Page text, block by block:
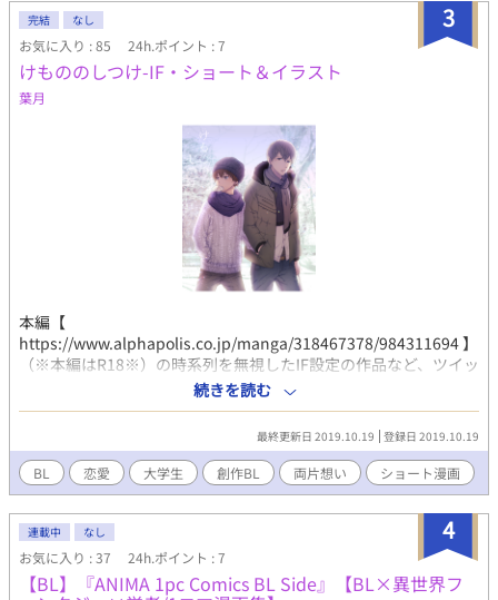
ィクションです。 例え作中に実在の人物・団体・事件・地名等
と重なるものがあっても、 それらとは一切の関係はありませ
ん。 また、作中における全ての表現は 犯罪行為及び刑罰法令
に抵触するすべての行為へ誘引・助長・ほう助する為のものでは
ありません。 ※当方が投稿する全ての創作物（イラスト・文章な
ど）の 無断記載・転載・転用・複製(模写トレス含)・保存(スク
ショ含)・二次配布 自作発現・商品化・創作作品の二次創作・二
次利用(アイコン・ヘッダー・壁紙利用など) は、いかなる場合
も一切禁止です。 ※オリジナルキャラのファンアートなども、
様々な事情から"描く前"に必ずご連絡を頂けますようお願いして
おります。 申し訳ございませんが、許可なく描かれる事はご遠
慮ください。 ご協力をお願いいたします。 ※No reproduction
or republication without written permission. ※Gebrauchen die
Bilder ohne Genehmigung verboten.
3
完結 なし
お気に入り : 85 24h.ポイント : 7
けもののしつけ-IF・ショート＆イラスト
葉月
本編【
https://www.alphapolis.co.jp/manga/318467378/984311694 】
（※本編はR18※）の時系列を無視したIF設定の作品など、ツイッ
ターで掲載したものをまとめました。 こちらはR指定なしの作品
集となります。
続きを読む
最終更新日 2019.10.19 登録日 2019.10.19
BL 恋愛 大学生 創作BL 両片想い ショート漫画
4
連載中 なし
お気に入り : 37 24h.ポイント : 7
【BL】『ANIMA 1pc Comics BL Side』【BL×異世界フ